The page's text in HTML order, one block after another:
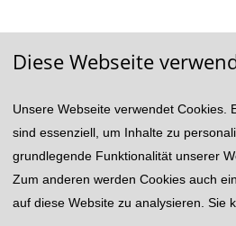
© 2026 VWA/BA: Verwaltungs- und
und Berufsakademie Göttingen
Impressum
Rechtshinweis
Powered by
Diese Webseite
Unsere Webseite verwendet Cookies.
sind essenziell, um Inhalte zu
grundlegende Funktionalität unserer
Zum anderen werden Cookies auch
auf diese Website zu analysieren. Sie